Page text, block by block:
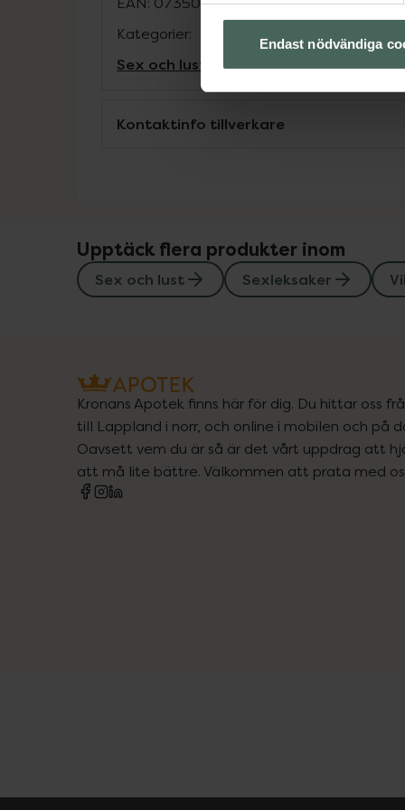
Endast nödvändiga
Kategorier:
Sex och lust SexleksakerVibratorer
Kontaktinfo tillverkare
Upptäck flera produkter inom
Sex och lust Sexleksaker
Kronans Apotek finns här för dig. Du hittar oss
till Lappland i norr, och online i mobilen och på
Oavsett vem du är så är det vårt uppdrag att
att må lite bättre. Välkommen att prata med